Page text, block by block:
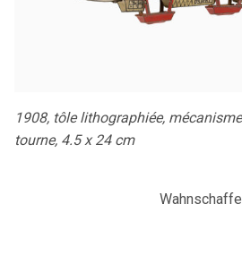
1908, tôle lithographiée,
tourne, 4.5 x 24 cm
Wahnschaffe